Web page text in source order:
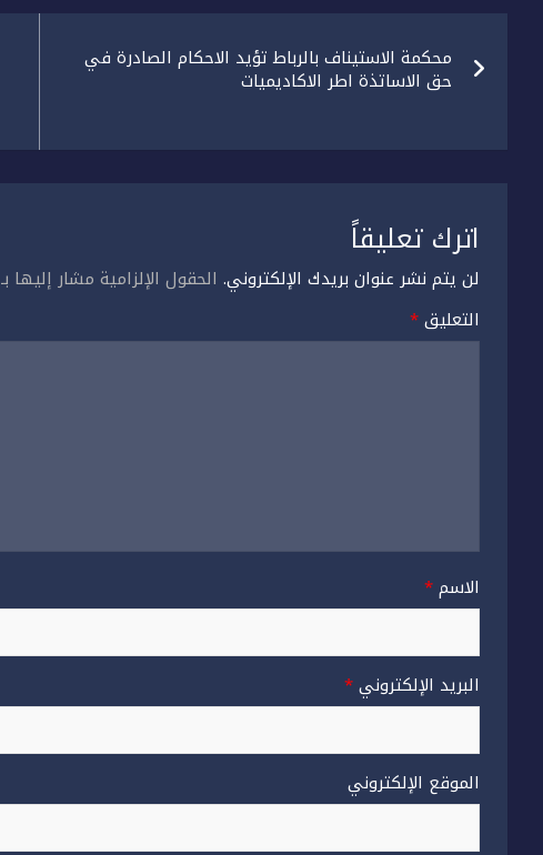
تصفّح
المقالات
محكمة الاستيناف بالرباط تؤيد الاحكام الصادرة في
حق الاساتذة اطر الاكاديميات
اترك تعليقاً
لن يتم نشر عنوان بريدك الإلكتروني. الحقول الإلزامية مشار إليها بـ
التعليق*
الاسم*
البريد الإلكتروني*
الموقع الإلكتروني